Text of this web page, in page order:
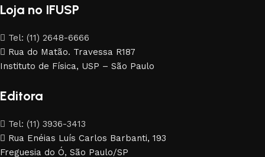
Loja no IFUSP
Tel: (11) 2648-6666
Rua do Matão. Travessa R187
Instituto de Física, USP – São Paulo
Editora
Tel: (11) 3936-3413
Rua Enéias Luís Carlos Barbanti, 193
Freguesia do Ó, São Paulo/SP